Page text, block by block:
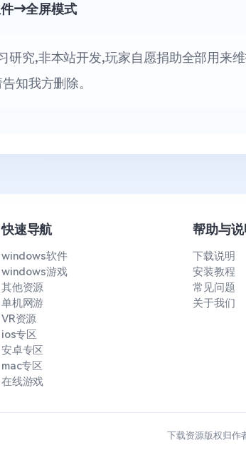
→全屏模式
研究,非本站开发,玩家自愿捐助全部用来
知我方删除。
快速导航
windows软件
windows游戏
其他资源
单机网游
VR资源
ios专区
安卓专区
mac专区
在线游戏
帮助与说
下载说明
安装教程
常见问题
关于我们
下载资源版权归作